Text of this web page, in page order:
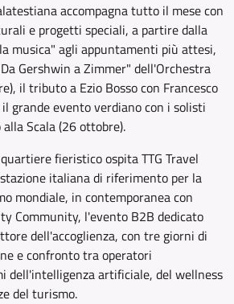
accompagna tutto il mese con
e progetti speciali, a partire dalla
musica" agli appuntamenti più attesi,
Gershwin a Zimmer" dell'Orchestra
il tributo a Ezio Bosso con Francesco
grande evento verdiano con i solisti
Scala (26 ottobre).
fieristico ospita TTG Travel
italiana di riferimento per la
mondiale, in contemporanea con
Community, l'evento B2B dedicato
dell'accoglienza, con tre giorni di
e confronto tra operatori
dell'intelligenza artificiale, del wellness
del turismo.